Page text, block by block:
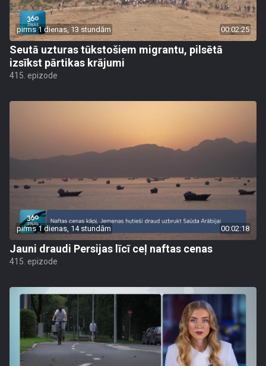
pirms 1 dienas, 13 stundām 00:02:25
Seutā uzturas tūkstošiem migrantu, pilsētā
izsīkst pārtikas krājumi
415. epizode
pirms 1 dienas, 14 stundām 00:02:18
Jauni draudi Persijas līcī ceļ naftas cenas
415. epizode